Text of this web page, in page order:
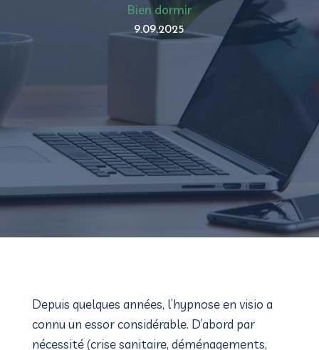
Bien dormir
9.09.2025
Depuis quelques années, l’hypnose en visio a
connu un essor considérable. D’abord par
nécessité (crise sanitaire, déménagements,